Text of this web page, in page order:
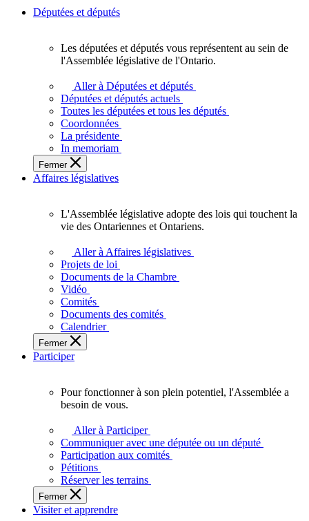
Députées et députés
députés
vous
représentent
sein
de
l'Assemblée
législative
l'Ontario.
Les députées et députés vous représentent au sein de
l'Assemblée législative de l'Ontario.
Aller à Députées et députés
Députées et députés actuels
Toutes les députées et tous les députés
Coordonnées
La présidente
In memoriam
Fermer
Affaires législatives
L'Assemblée
adopte
touchent
des
Ontariennes
et
L'Assemblée législative adopte des lois qui touchent la
vie des Ontariennes et Ontariens.
Aller à Affaires législatives
Projets de loi
Documents de la Chambre
Vidéo
Comités
Documents des comités
Calendrier
Fermer
Participer
plein
potentiel,
l'Assemblée
a
besoin
de
Pour fonctionner à son plein potentiel, l'Assemblée a
besoin de vous.
Aller à Participer
Communiquer avec une députée ou un député
Participation aux comités
Pétitions
Réserver les terrains
Fermer
Visiter et apprendre